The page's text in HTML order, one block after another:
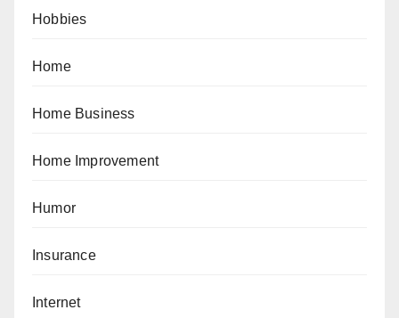
Hobbies
Home
Home Business
Home Improvement
Humor
Insurance
Internet